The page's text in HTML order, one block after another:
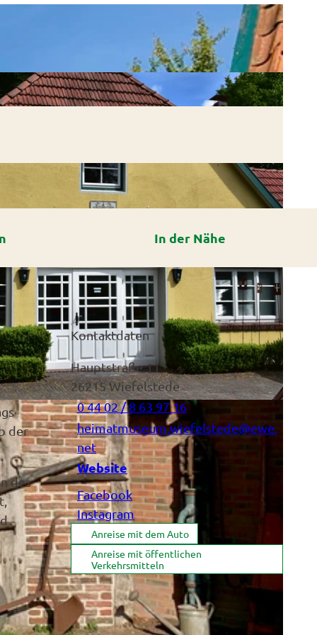
In der Nähe
der
des
Kontaktdaten
Hauptstraße 11
26215Wiefelstede
0 44 02 / 8 63 97 16
heimatmuseum.wiefelstede@ewe.
net
Website
Facebook
Instagram
Anreise mit dem Auto
Anreise mit öffentlichen
Verkehrsmitteln